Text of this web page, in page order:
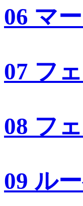
06 マ
07 フ
08 フ
09 ル